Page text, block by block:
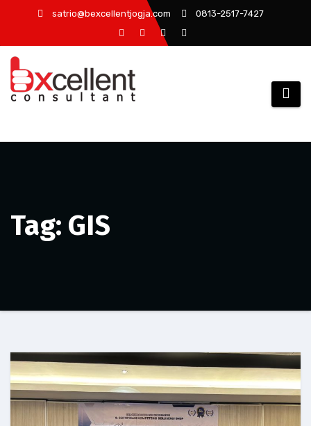
content
satrio@bexcellentjogja.com 0813-2517-7427
Tag: GIS